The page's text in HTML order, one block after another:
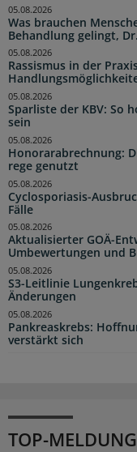
Was brauchen
Behandlung gelingt,
05.08.2026
Rassismus in der
05.08.2026
Sparliste der KBV: So
sein
05.08.2026
Honorarabrechnung:
rege genutzt
05.08.2026
Cyclosporiasis-
Fälle
05.08.2026
Aktualisierter GOÄ-
Umbewertungen und
05.08.2026
S3-Leitlinie
Änderungen
05.08.2026
Pankreaskrebs:
verstärkt sich
05.08.2026
TOP-